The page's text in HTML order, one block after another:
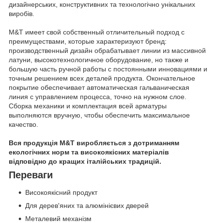
дизайнерських, конструктивних та технологічно унікальних
виробів.
M&T имеет свой собственный отличительный подход с
преимуществами, которые характеризуют бренд:
производственный дизайн обрабатывает линии из массивной
латуни, высокотехнологичное оборудование, но также и
большую часть ручной работы с постоянными инновациями и
точным решением всех деталей продукта. Окончательное
покрытие обеспечивает автоматическая гальваническая
линия с управлением процесса, точно на нужном слое.
Сборка механики и комплектация всей арматуры
выполняются вручную, чтобы обеспечить максимальное
качество.
Вся продукція M&T виробляється з дотриманням
екологічних норм та високоякісних матеріалів
відповідно до кращих італійських традицій.
Переваги
Високоякісний продукт
Для дерев'яних та алюмінієвих дверей
Металевий механізм